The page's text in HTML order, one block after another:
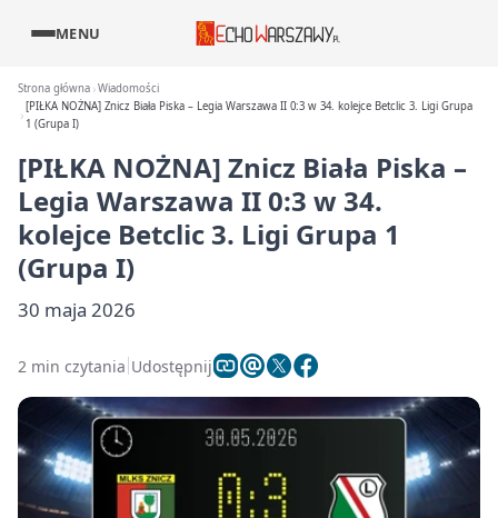
MENU
Strona główna Wiadomości
[PIŁKA NOŻNA] Znicz Biała Piska – Legia Warszawa II 0:3 w 34. kolejce Betclic 3. Ligi Grupa
1 (Grupa I)
[PIŁKA NOŻNA] Znicz Biała Piska –
Legia Warszawa II 0:3 w 34.
kolejce Betclic 3. Ligi Grupa 1
(Grupa I)
30 maja 2026
2 min czytania Udostępnij